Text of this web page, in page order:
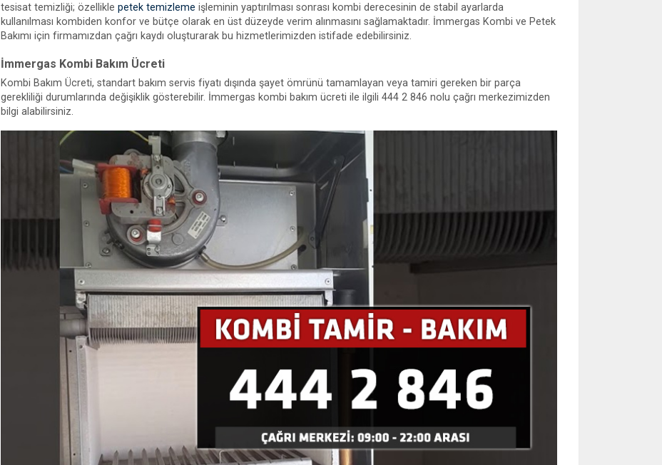
tesisat temizliği; özellikle petek temizleme işleminin yaptırılması sonrası kombi derecesinin de stabil ayarlarda
kullanılması kombiden konfor ve bütçe olarak en üst düzeyde verim alınmasını sağlamaktadır. İmmergas Kombi ve Petek
Bakımı için firmamızdan çağrı kaydı oluşturarak bu hizmetlerimizden istifade edebilirsiniz.
İmmergas Kombi Bakım Ücreti
Kombi Bakım Ücreti, standart bakım servis fiyatı dışında şayet ömrünü tamamlayan veya tamiri gereken bir parça
gerekliliği durumlarında değişiklik gösterebilir. İmmergas kombi bakım ücreti ile ilgili 444 2 846 nolu çağrı merkezimizden
bilgi alabilirsiniz.